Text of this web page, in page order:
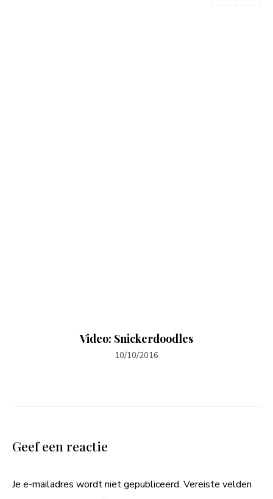
Video: Snickerdoodles
10/10/2016
Geef een reactie
Je e-mailadres wordt niet gepubliceerd. Vereiste velden